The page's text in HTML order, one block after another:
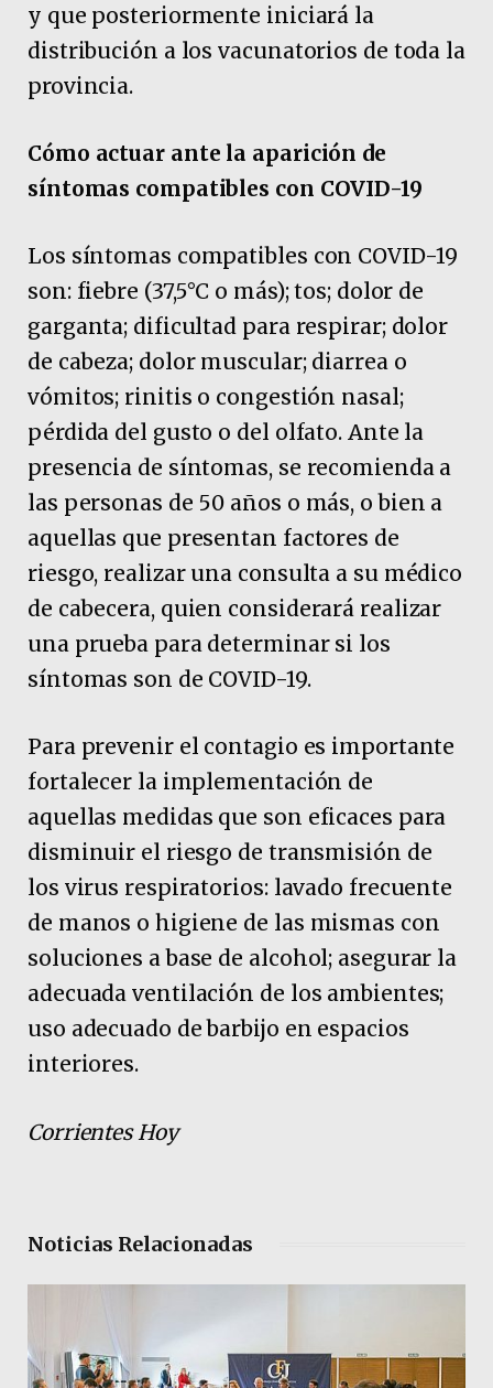
y que posteriormente iniciará la
distribución a los vacunatorios de toda la
provincia.
Cómo actuar ante la aparición de
síntomas compatibles con COVID-19
Los síntomas compatibles con COVID-19
son: fiebre (37,5°C o más); tos; dolor de
garganta; dificultad para respirar; dolor
de cabeza; dolor muscular; diarrea o
vómitos; rinitis o congestión nasal;
pérdida del gusto o del olfato. Ante la
presencia de síntomas, se recomienda a
las personas de 50 años o más, o bien a
aquellas que presentan factores de
riesgo, realizar una consulta a su médico
de cabecera, quien considerará realizar
una prueba para determinar si los
síntomas son de COVID-19.
Para prevenir el contagio es importante
fortalecer la implementación de
aquellas medidas que son eficaces para
disminuir el riesgo de transmisión de
los virus respiratorios: lavado frecuente
de manos o higiene de las mismas con
soluciones a base de alcohol; asegurar la
adecuada ventilación de los ambientes;
uso adecuado de barbijo en espacios
interiores.
Corrientes Hoy
Noticias Relacionadas